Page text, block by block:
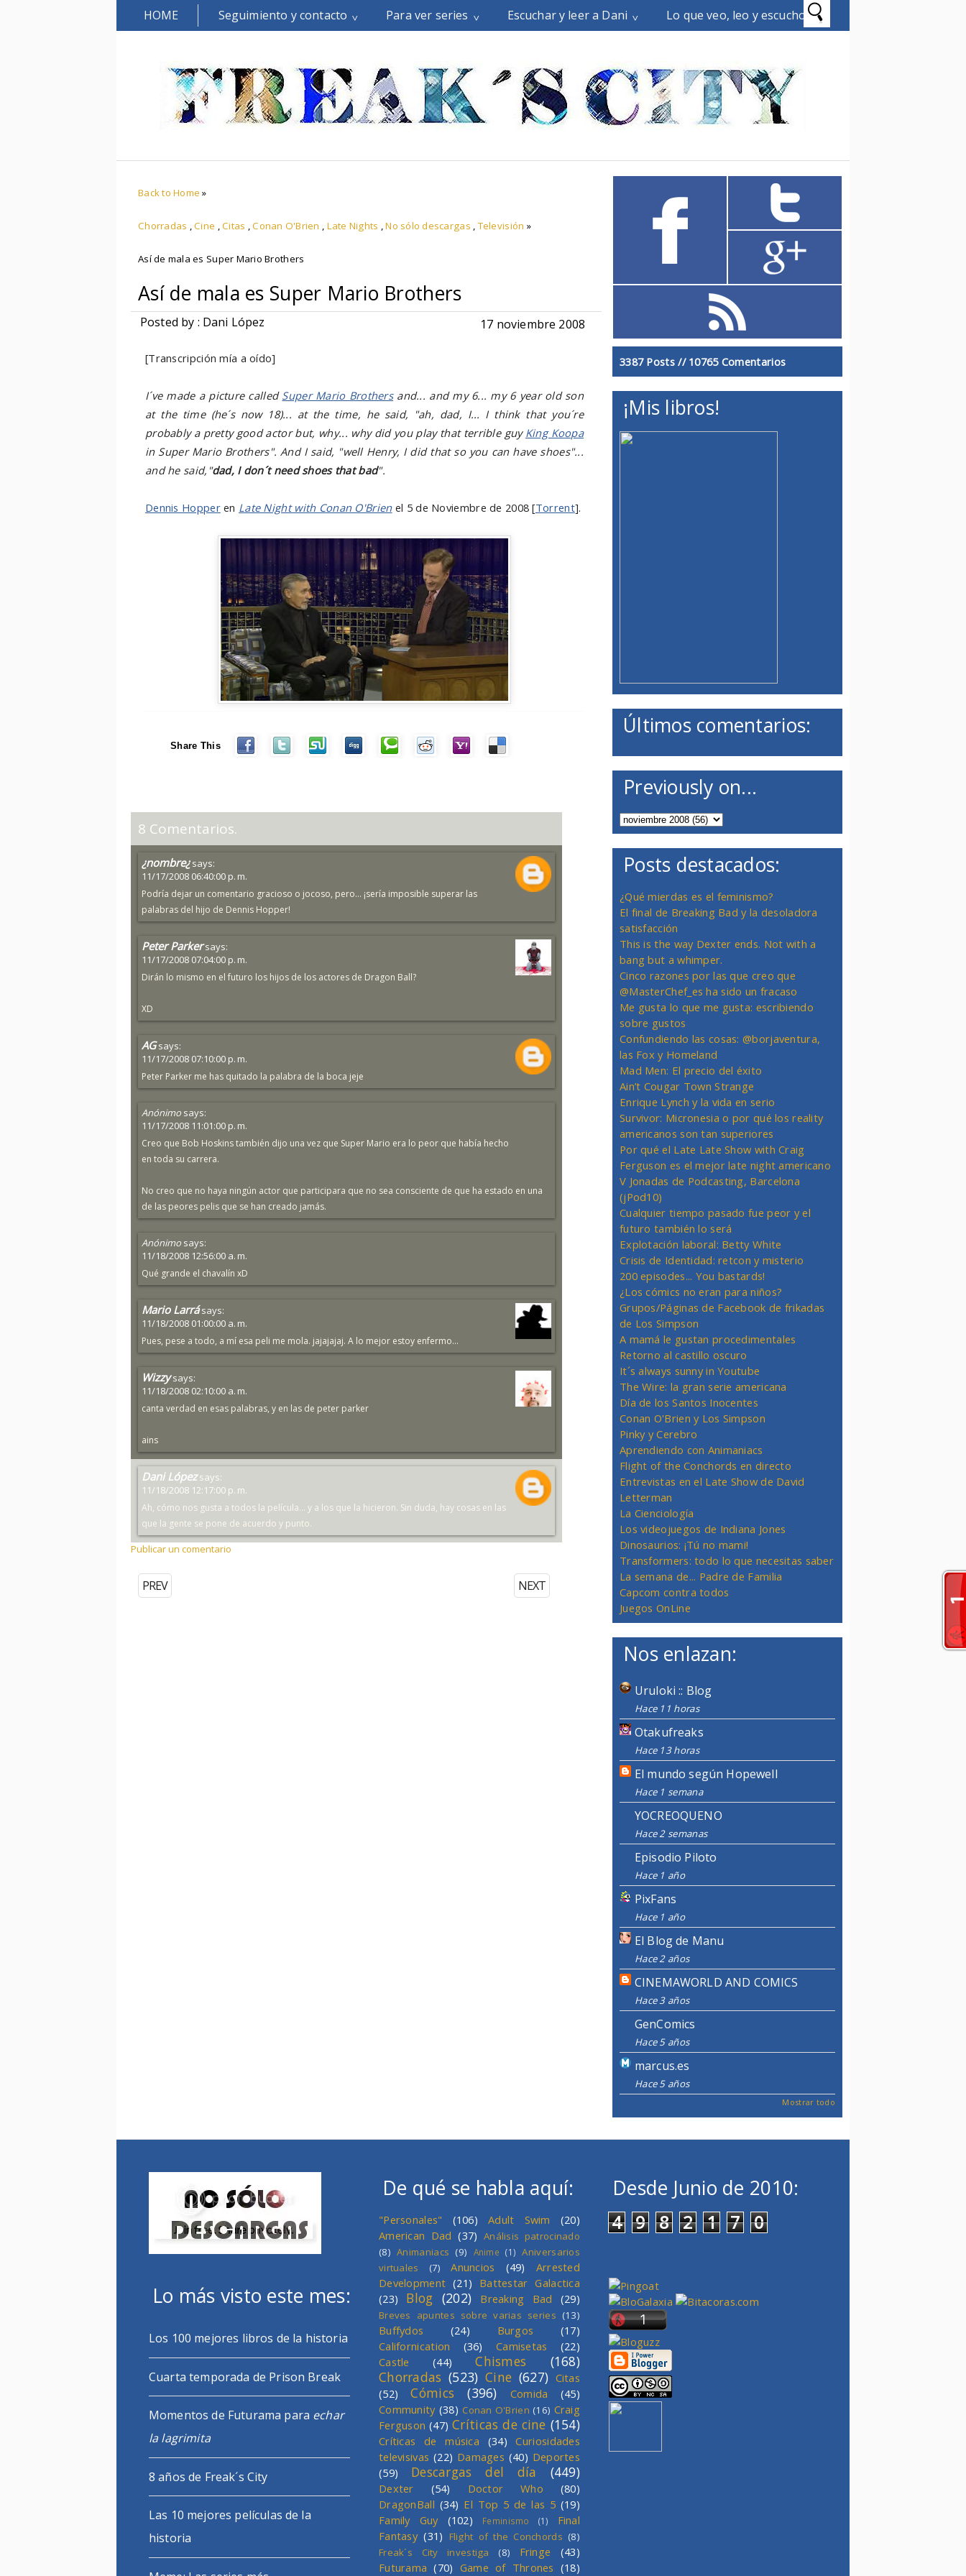
HOME Seguimiento y contacto Para ver series Escuchar y leer a Dani Lo que veo, leo y escucho
Back to Home »
Chorradas ,Cine ,Citas ,Conan O'Brien , Late Nights ,No sólo descargas ,Televisión »
Así de mala es Super Mario Brothers
Así de mala es Super Mario Brothers
Posted by : Dani López 17 noviembre 2008
[Transcripción mía a oído]
I´ve made a picture called Super Mario Brothersand... and my 6... my 6 year old son
at the time (he´s now 18)... at the time, he said, "ah, dad, I... I think that you´re
probably a pretty good actor but, why... why did you play that terrible guy King Koopa
in Super Mario Brothers". And I said, "well Henry, I did that so you can have shoes"...
and he said,"dad, I don´t need shoes that bad".
Dennis Hopperen Late Night with Conan O'Brienel 5 de Noviembre de 2008 [Torrent].
Share This
8 Comentarios.
¿nombre¿ says:
11/17/2008 06:40:00 p. m.
Podría dejar un comentario gracioso o jocoso, pero... ¡sería imposible superar las
palabras del hijo de Dennis Hopper!
Peter Parker says:
11/17/2008 07:04:00 p. m.
Dirán lo mismo en el futuro los hijos de los actores de Dragon Ball?
XD
AG says:
11/17/2008 07:10:00 p. m.
Peter Parker me has quitado la palabra de la boca jeje
Anónimo says:
11/17/2008 11:01:00 p. m.
Creo que Bob Hoskins también dijo una vez que Super Mario era lo peor que había hecho
en toda su carrera.
No creo que no haya ningún actor que participara que no sea consciente de que ha estado en una
de las peores pelis que se han creado jamás.
Anónimo says:
11/18/2008 12:56:00 a. m.
Qué grande el chavalín xD
Mario Larrá says:
11/18/2008 01:00:00 a. m.
Pues, pese a todo, a mí esa peli me mola. jajajajaj. A lo mejor estoy enfermo...
Wizzy says:
11/18/2008 02:10:00 a. m.
canta verdad en esas palabras, y en las de peter parker
ains
Dani López says:
11/18/2008 12:17:00 p. m.
Ah, cómo nos gusta a todos la película... y a los que la hicieron. Sin duda, hay cosas en las
que la gente se pone de acuerdo y punto.
Publicar un comentario
NEXT
PREV
3387 Posts // 10765 Comentarios
¡Mis libros!
Últimos comentarios:
Previously on...
Posts destacados:
¿Qué mierdas es el feminismo?
El final de Breaking Bad y la desoladora
satisfacción
This is the way Dexter ends. Not with a
bang but a whimper.
Cinco razones por las que creo que
@MasterChef_es ha sido un fracaso
Me gusta lo que me gusta: escribiendo
sobre gustos
Confundiendo las cosas: @borjaventura,
las Fox y Homeland
Mad Men: El precio del éxito
Ain’t Cougar Town Strange
Enrique Lynch y la vida en serio
Survivor: Micronesia o por qué los reality
americanos son tan superiores
Por qué el Late Late Show with Craig
Ferguson es el mejor late night americano
V Jonadas de Podcasting, Barcelona
(jPod10)
Cualquier tiempo pasado fue peor y el
futuro también lo será
Explotación laboral: Betty White
Crisis de Identidad: retcon y misterio
200 episodes... You bastards!
¿Los cómics no eran para niños?
Grupos/Páginas de Facebook de frikadas
de Los Simpson
A mamá le gustan procedimentales
Retorno al castillo oscuro
It´s always sunny in Youtube
The Wire: la gran serie americana
Día de los Santos Inocentes
Conan O'Brien y Los Simpson
Pinky y Cerebro
Aprendiendo con Animaniacs
Flight of the Conchords en directo
Entrevistas en el Late Show de David
Letterman
La Cienciología
Los videojuegos de Indiana Jones
Dinosaurios: ¡Tú no mami!
Transformers: todo lo que necesitas saber
La semana de... Padre de Familia
Capcom contra todos
Juegos OnLine
Nos enlazan:
Uruloki :: Blog
Hace 11 horas
Otakufreaks
Hace 13 horas
El mundo según Hopewell
Hace 1 semana
YOCREOQUENO
Hace 2 semanas
Episodio Piloto
Hace 1 año
PixFans
Hace 1 año
El Blog de Manu
Hace 2 años
CINEMAWORLD AND COMICS
Hace 3 años
GenComics
Hace 5 años
marcus.es
Hace 5 años
Mostrar todo
Lo más visto este mes:
Los 100 mejores libros de la historia
Cuarta temporada de Prison Break
Momentos de Futurama para echar
la lagrimita
8 años de Freak´s City
Las 10 mejores películas de la
historia
De qué se habla aquí:
"Personales" (106) Adult Swim
(20)
American Dad (37) Análisis patrocinado
(8) Animaniacs (9) Anime (1) Aniversarios
virtuales
(7) Anuncios (49)
Arrested
Development (21) Battestar Galactica
(23)
Blog (202) Breaking Bad (29)
Breves apuntes sobre varias series (13)
Buffydos (24) Burgos
(17)
Californication
(36) Camisetas
(22)
Castle
(44) Chismes
(168)
Chorradas (523) Cine (627) Citas
(52)
Cómics (396) Comida
(45)
Community (38) Conan O'Brien (16) Craig
Ferguson (47) Críticas de cine (154)
Críticas de música (34)
Curiosidades
televisivas (22) Damages (40) Deportes
(59)
Descargas del día (449)
Dexter (54) Doctor Who
(80)
DragonBall (34) El Top 5 de las 5 (19)
Family Guy
(102) Feminismo (1)
Final
Fantasy (31) Flight of the Conchords (8)
Freak´s City investiga
(8) Fringe
(43)
Futurama (70) Game of Thrones (18)
Desde Junio de 2010:
4 9 8 2 1 7 0